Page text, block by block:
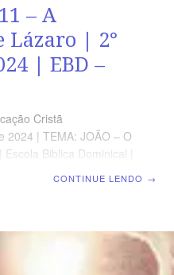
– A
Lázaro | 2°
| EBD –
Cristã
2024 | TEMA: JOÃO – O
Biblica Dominical |
Em João 11 há 57
CONTINUE LENDO →